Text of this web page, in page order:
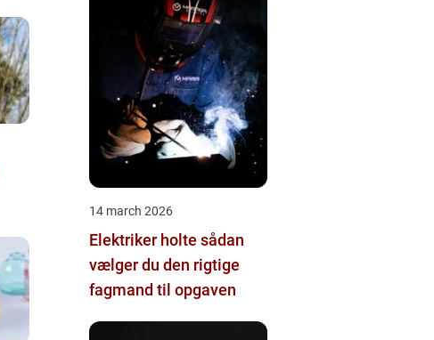
14 march 2026
Elektriker holte sådan
vælger du den rigtige
fagmand til opgaven